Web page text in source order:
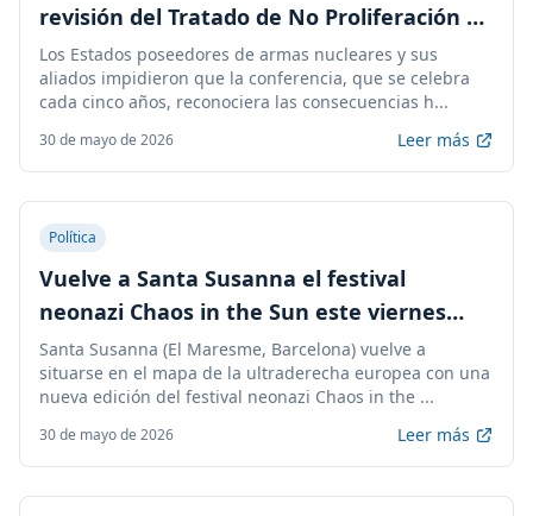
revisión del Tratado de No Proliferación de
Armas Nucleares
Los Estados poseedores de armas nucleares y sus
aliados impidieron que la conferencia, que se celebra
cada cinco años, reconociera las consecuencias h...
30 de mayo de 2026 Leer más
Política
Vuelve a Santa Susanna el festival
neonazi Chaos in the Sun este viernes
entre críticas y denuncias
Santa Susanna (El Maresme, Barcelona) vuelve a
situarse en el mapa de la ultraderecha europea con una
nueva edición del festival neonazi Chaos in the ...
30 de mayo de 2026 Leer más